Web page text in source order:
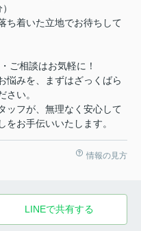
ち着いた立地でお待ちして
ご相談はお気軽に！
悩みを、まずはざっくばら
さい。
ッフが、無理なく安心して
をお手伝いいたします。
情報の見方
LINEで共有する